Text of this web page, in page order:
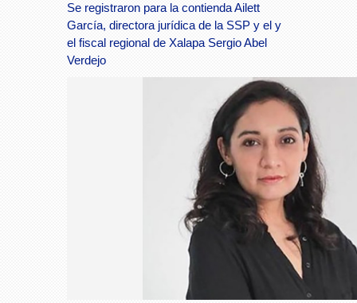
Se registraron para la contienda Ailett
García, directora jurídica de la SSP y el y
el fiscal regional de Xalapa Sergio Abel
Verdejo